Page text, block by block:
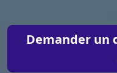
Demander un